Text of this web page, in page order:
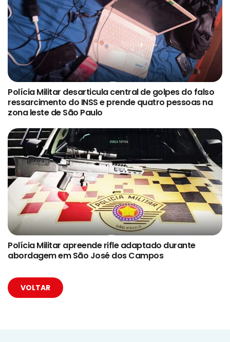
Polícia Militar desarticula central de golpes do falso
ressarcimento do INSS e prende quatro pessoas na
zona leste de São Paulo
Polícia Militar apreende rifle adaptado durante
abordagem em São José dos Campos
VOLTAR